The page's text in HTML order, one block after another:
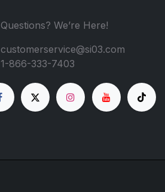
Questions? We’re Here!
customerservice@si03.com
1-866-333-7403